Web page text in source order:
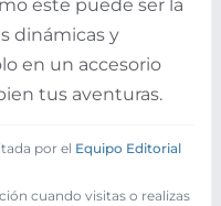
este puede ser la
dinámicas y
en un accesorio
tus aventuras.
por el Equipo Editorial
cuando visitas o realizas